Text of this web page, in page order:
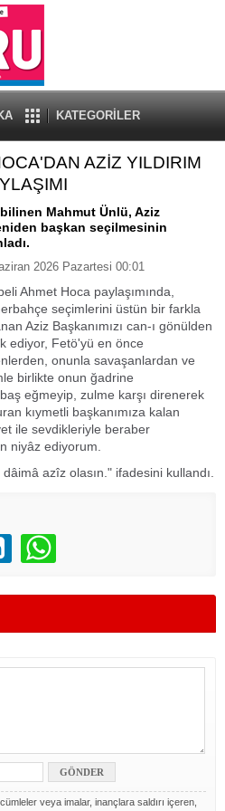
KATEGORİLER
AZİZ YILDIRIM
Mahmut Ünlü, Aziz
başkan seçilmesinin
2026 Pazartesi 00:01
Ahmet Hoca paylaşımında,
seçimlerini üstün bir farkla
Aziz Başkanımızı can-ı gönülden
ediyor, Fetö'yü en önce
onunla savaşanlardan ve
birlikte onun ğadrine
eğmeyip, zulme karşı direnerek
kıymetli başkanımıza kalan
ile sevdikleriyle beraber
niyâz ediyorum.
azîz olasın." ifadesini kullandı.
veya imalar, inançlara saldırı içeren,